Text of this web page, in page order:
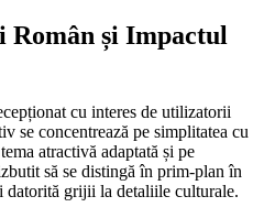
și Impactul
cu interes de utilizatorii
se concentrează pe simplitatea cu
atractivă adaptată și pe
să se distingă în prim-plan în
datorită grijii la detaliile culturale.